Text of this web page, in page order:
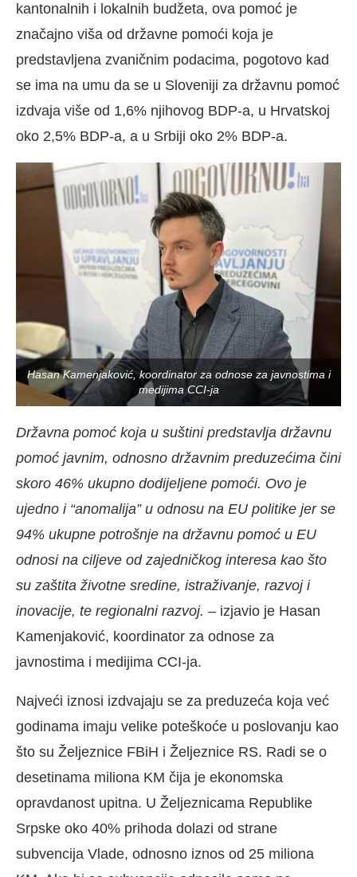
kantonalnih i lokalnih budžeta, ova pomoć je
značajno viša od državne pomoći koja je
predstavljena zvaničnim podacima, pogotovo kad
se ima na umu da se u Sloveniji za državnu pomoć
izdvaja više od 1,6% njihovog BDP-a, u Hrvatskoj
oko 2,5% BDP-a, a u Srbiji oko 2% BDP-a.
Hasan Kamenjaković, koordinator za odnose za javnostima i
medijima CCI-ja
Državna pomoć koja u suštini predstavlja državnu
pomoć javnim, odnosno državnim preduzećima čini
skoro 46% ukupno dodijeljene pomoći. Ovo je
ujedno i “anomalija” u odnosu na EU politike jer se
94% ukupne potrošnje na državnu pomoć u EU
odnosi na ciljeve od zajedničkog interesa kao što
su zaštita životne sredine, istraživanje, razvoj i
inovacije, te regionalni razvoj. – izjavio je Hasan
Kamenjaković, koordinator za odnose za
javnostima i medijima CCI-ja.
Najveći iznosi izdvajaju se za preduzeća koja već
godinama imaju velike poteškoće u poslovanju kao
što su Željeznice FBiH i Željeznice RS. Radi se o
desetinama miliona KM čija je ekonomska
opravdanost upitna. U Željeznicama Republike
Srpske oko 40% prihoda dolazi od strane
subvencija Vlade, odnosno iznos od 25 miliona